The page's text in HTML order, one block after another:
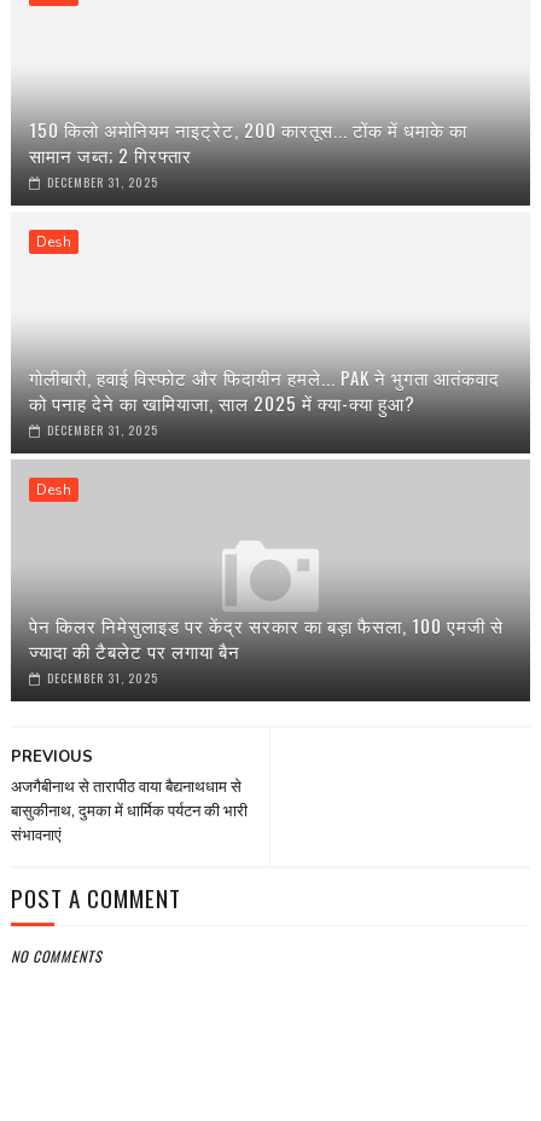
150 किलो अमोनियम नाइट्रेट, 200 कारतूस... टोंक में धमाके का
सामान जब्त; 2 गिरफ्तार
DECEMBER 31, 2025
Desh
गोलीबारी, हवाई विस्फोट और फिदायीन हमले... PAK ने भुगता आतंकवाद
को पनाह देने का खामियाजा, साल 2025 में क्या-क्या हुआ?
DECEMBER 31, 2025
Desh
पेन किलर निमेसुलाइड पर केंद्र सरकार का बड़ा फैसला, 100 एमजी से
ज्यादा की टैबलेट पर लगाया बैन
DECEMBER 31, 2025
PREVIOUS
अजगैबीनाथ से तारापीठ वाया बैद्यनाथधाम से
बासुकीनाथ, दुमका में धार्मिक पर्यटन की भारी
संभावनाएं
POST A COMMENT
NO COMMENTS